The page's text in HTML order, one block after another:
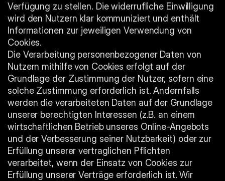
Verfügung zu stellen. Die widerrufliche Einwilligung
wird den Nutzern klar kommuniziert und enthält
Informationen zur jeweiligen Verwendung von
Cookies.
Die Verarbeitung personenbezogener Daten von
Nutzern mithilfe von Cookies erfolgt auf der
Grundlage der Zustimmung der Nutzer, sofern eine
solche Zustimmung erforderlich ist. Andernfalls
werden die verarbeiteten Daten auf der Grundlage
unserer berechtigten Interessen (z.B. an einem
wirtschaftlichen Betrieb unseres Online-Angebots
und der Verbesserung seiner Nutzbarkeit) oder zur
Erfüllung unserer vertraglichen Pflichten
verarbeitet, wenn der Einsatz von Cookies zur
Erfüllung unserer Verträge erforderlich ist. Wir